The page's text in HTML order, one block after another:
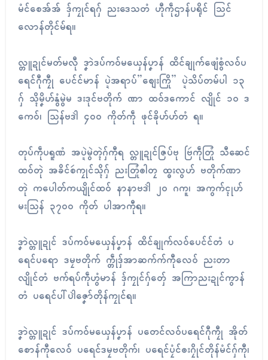
မံၚ်စေအ်အ် ဒှ်ကၠုၚ်ရဂှ် ညးဒေသတံ ဟီုကဵုဌာန်ပရိုၚ် သြၚ်
လောန်တိုၚ်မ်ရ။
လ္တူဍုၚ်မတ်မလီု ဒၞာဲဒပ်ကဝ်မယှေန်ပၞာန် ထိၚ်ချုက်ဖျေံစွံလဝ်ပ
ရေၚ်ဂီုကၠီု ပေၚ်ၚ်မာန် ပ္ဍဲအရာပ်”စျေးကြို” ပ္ဍဲသိပ်တမ်ပါ ၁၃
ဂှ် သ္ၚိမၞိဟ်နွံမွဲမ ဒးဒုၚ်ဗတိုက် ဏာ ထဝ်ဒကောၚ် လျိုၚ် ၁၀ ဒ
ကေဝ်၊ သြန်ဗဒါဲ ၄၀၀ ကိုတ်ကဵု ဖုၚ်ခိုဟ်ဟ်တံ ရ။
တုပ်ကဵုပရူဏံ အပ္ဍဲမွဲတ္ၚဲဂှ်ကီုရ လ္တူဍုၚ်ဇြပ်ဗု ဗြဴကဵုတြုံ သီဆေၚ်
ထဝ်တုဲ အခိၚ်စဴကၠုၚ်သ္ၚိဂှ် ညးတြုံၜါတၠ ထ္ၜးလွဟ် ဗတိုက်ဏာ
တုဲ ကပေါတ်ကယျိုၚ်ထဝ် နာနာဗဒါဲ ၂၀ ဂကူ၊ အကွက်ၚုဟ်
မးသြန် ၃၇၀၀ ကိုတ် ပါအာကီုရ။
ဒၞာဲလ္တူဍုၚ် ဒပ်ကဝ်မယှေန်ပၞာန် ထိၚ်ချုက်လဝ်ပေၚ်ၚ်တံ ပ
ရေၚ်ပရော ဒမၠဗတိုက် က္တဵုဒှ်အာဆက်က်ကီုလေဝ် ညးတာ
လျိုၚ်တံ ဗက်ရပ်ကဵုဟွံမာန် ဒှ်ကၠုၚ်ဂှ်တှ်ေ အကြာညးဍုၚ်ကွာန်
တံ ပရေၚ်ပါ်ပါဲဇၞော်တိုန်ကၠုၚ်ရ။
ဒၞာဲလ္တူဍုၚ် ဒပ်ကဝ်မယှေန်ပၞာန် ပတေင်လဝ်ပရေၚ်ဂီုကၠီု အိုတ်
စောန်ကီုလေဝ် ပရေၚ်ဒမၠဗတိုက်၊ ပရေၚ်ပၠံၚ်ၜးဂၠိုၚ်တိုန်မံၚ်ဂှ်ကီု၊